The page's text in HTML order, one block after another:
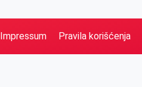
Impressum Pravila korišćenja